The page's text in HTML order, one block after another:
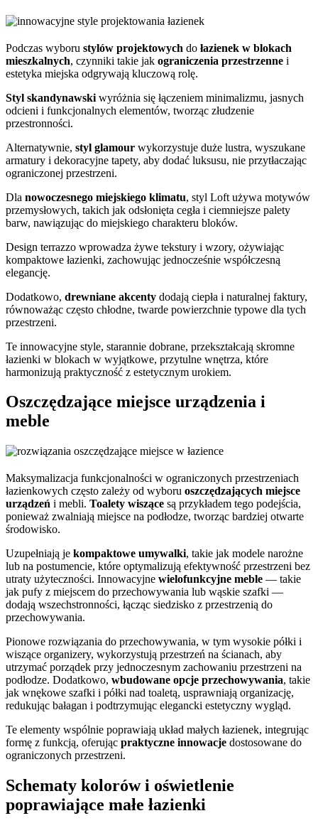
Podczas wyboru stylów projektowych do łazienek w blokach
mieszkalnych, czynniki takie jak ograniczenia przestrzenne i
estetyka miejska odgrywają kluczową rolę.
Styl skandynawski wyróżnia się łączeniem minimalizmu, jasnych
odcieni i funkcjonalnych elementów, tworząc złudzenie
przestronności.
Alternatywnie, styl glamour wykorzystuje duże lustra, wyszukane
armatury i dekoracyjne tapety, aby dodać luksusu, nie przytłaczając
ograniczonej przestrzeni.
Dla nowoczesnego miejskiego klimatu, styl Loft używa motywów
przemysłowych, takich jak odsłonięta cegła i ciemniejsze palety
barw, nawiązując do miejskiego charakteru bloków.
Design terrazzo wprowadza żywe tekstury i wzory, ożywiając
kompaktowe łazienki, zachowując jednocześnie współczesną
elegancję.
Dodatkowo, drewniane akcenty dodają ciepła i naturalnej faktury,
równoważąc często chłodne, twarde powierzchnie typowe dla tych
przestrzeni.
Te innowacyjne style, starannie dobrane, przekształcają skromne
łazienki w blokach w wyjątkowe, przytulne wnętrza, które
harmonizują praktyczność z estetycznym urokiem.
Oszczędzające miejsce urządzenia i
meble
Maksymalizacja funkcjonalności w ograniczonych przestrzeniach
łazienkowych często zależy od wyboru oszczędzających miejsce
urządzeń i mebli. Toalety wiszące są przykładem tego podejścia,
ponieważ zwalniają miejsce na podłodze, tworząc bardziej otwarte
środowisko.
Uzupełniają je kompaktowe umywalki, takie jak modele narożne
lub na postumencie, które optymalizują efektywność przestrzeni bez
utraty użyteczności. Innowacyjne wielofunkcyjne meble — takie
jak pufy z miejscem do przechowywania lub wąskie szafki —
dodają wszechstronności, łącząc siedzisko z przestrzenią do
przechowywania.
Pionowe rozwiązania do przechowywania, w tym wysokie półki i
wiszące organizery, wykorzystują przestrzeń na ścianach, aby
utrzymać porządek przy jednoczesnym zachowaniu przestrzeni na
podłodze. Dodatkowo, wbudowane opcje przechowywania, takie
jak wnękowe szafki i półki nad toaletą, usprawniają organizację,
redukując bałagan i podtrzymując elegancki estetyczny wygląd.
Te elementy wspólnie poprawiają układ małych łazienek, integrując
formę z funkcją, oferując praktyczne innowacje dostosowane do
ograniczonych przestrzeni.
Schematy kolorów i oświetlenie
poprawiające małe łazienki